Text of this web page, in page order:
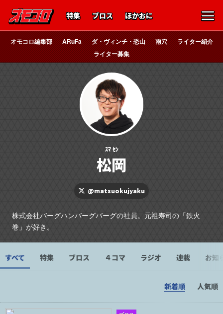
特集 ブロス ほかおに
オモコロ編集部 ARuFa ダ・ヴィンチ・恐山 雨穴
ライター紹介
ライター募集
ｽﾏ ｾﾝ
松岡
@matsuokujyaku
株式会社バーグハンバーグバーグの社員。元祖寿司の「鉄火
巻」が好き。
すべて 特集 ブロス ４コマ ラジオ 連載 お知
新着順 人気順